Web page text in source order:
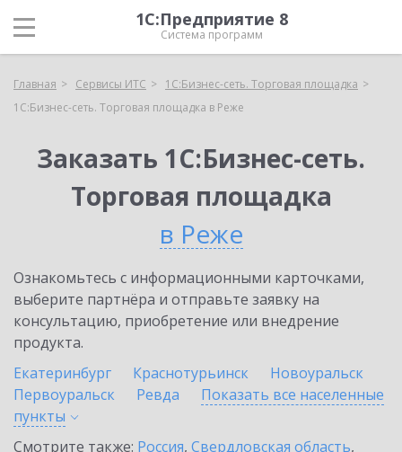
1С:Предприятие 8
Система программ
Главная Сервисы ИТС
1С:Бизнес-сеть. Торговая площадка
1С:Бизнес-сеть. Торговая площадка в Реже
Заказать 1С:Бизнес-сеть.
Торговая площадка
в Реже
Ознакомьтесь с информационными карточками,
выберите партнёра и отправьте заявку на
консультацию, приобретение или внедрение
продукта.
Екатеринбург
Краснотурьинск
Новоуральск
Первоуральск
Ревда
Показать все населенные
пункты
Смотрите также: Россия, Свердловская область,